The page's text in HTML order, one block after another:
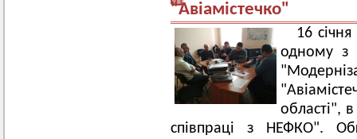
"Авіамістечко"
16
одному з
області",
співпраці з НЕФКО".